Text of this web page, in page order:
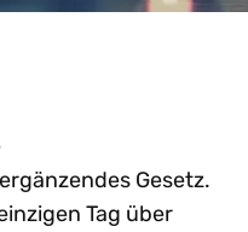
Gesetz.
Tag über